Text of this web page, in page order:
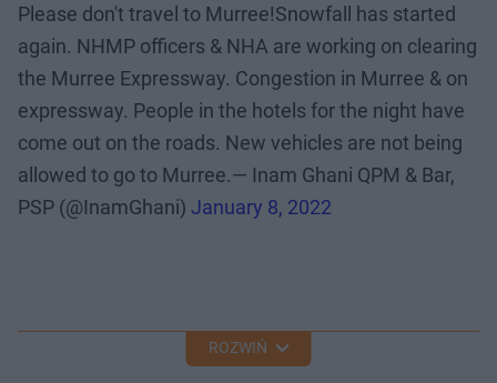
Please don't travel to Murree!Snowfall has started
again. NHMP officers & NHA are working on clearing
the Murree Expressway. Congestion in Murree & on
expressway. People in the hotels for the night have
come out on the roads. New vehicles are not being
allowed to go to Murree.— Inam Ghani QPM & Bar,
PSP (@InamGhani) January 8, 2022
ROZWIŃ